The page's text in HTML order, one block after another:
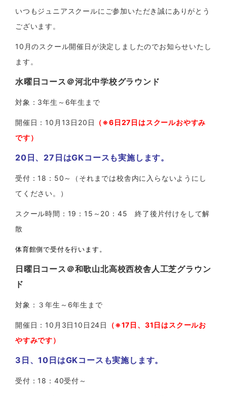
いつもジュニアスクールにご参加いただき誠にありがとう
ございます。
10月のスクール開催日が決定しましたのでお知らせいたし
ます。
水曜日コース＠河北中学校グラウンド
対象：3年生～6年生まで
開催日：10月13日20日
（※6日27日はスクールおやすみ
です）
20日、27日はGKコースも実施します。
受付：18：50～（それまでは校舎内に入らないようにし
てください。）
スクール時間：19：15～20：45 終了後片付けをして解
散
体育館側で受付を行います。
日曜日コース＠和歌山北高校西校舎人工芝グラウン
ド
対象：３年生～6年生まで
開催日：10月3日10日24日
（※17日、31日はスクールお
やすみです）
3日、10日はGKコースも実施します。
受付：18：40受付～